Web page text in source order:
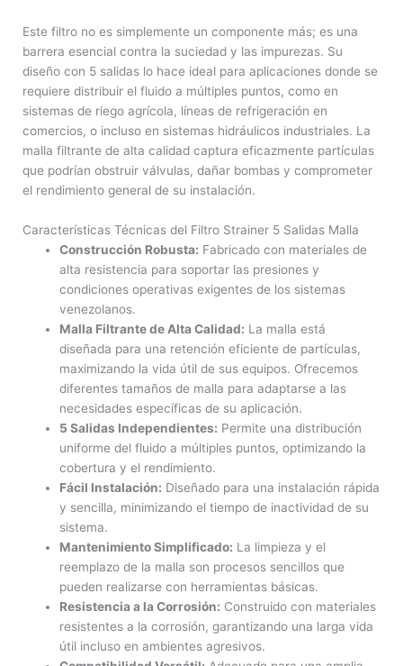
Este filtro no es simplemente un componente más; es una
barrera esencial contra la suciedad y las impurezas. Su
diseño con 5 salidas lo hace ideal para aplicaciones donde se
requiere distribuir el fluido a múltiples puntos, como en
sistemas de riego agrícola, líneas de refrigeración en
comercios, o incluso en sistemas hidráulicos industriales. La
malla filtrante de alta calidad captura eficazmente partículas
que podrían obstruir válvulas, dañar bombas y comprometer
el rendimiento general de su instalación.
Características Técnicas del Filtro Strainer 5 Salidas Malla
Construcción Robusta: Fabricado con materiales de
alta resistencia para soportar las presiones y
condiciones operativas exigentes de los sistemas
venezolanos.
Malla Filtrante de Alta Calidad: La malla está
diseñada para una retención eficiente de partículas,
maximizando la vida útil de sus equipos. Ofrecemos
diferentes tamaños de malla para adaptarse a las
necesidades específicas de su aplicación.
5 Salidas Independientes: Permite una distribución
uniforme del fluido a múltiples puntos, optimizando la
cobertura y el rendimiento.
Fácil Instalación: Diseñado para una instalación rápida
y sencilla, minimizando el tiempo de inactividad de su
sistema.
Mantenimiento Simplificado: La limpieza y el
reemplazo de la malla son procesos sencillos que
pueden realizarse con herramientas básicas.
Resistencia a la Corrosión: Construido con materiales
resistentes a la corrosión, garantizando una larga vida
útil incluso en ambientes agresivos.